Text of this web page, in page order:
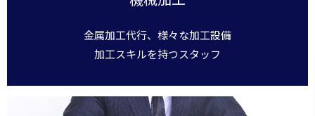
金属加工代行、様々な加工設備
加工スキルを持つスタッフ